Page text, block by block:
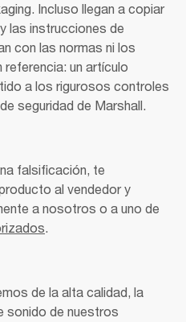
Incluso llegan a copiar
las instrucciones de
con las normas ni los
un artículo
a los rigurosos controles
seguridad de Marshall.
falsificación, te
al vendedor y
a nosotros o a uno de
.
de la alta calidad, la
sonido de nuestros